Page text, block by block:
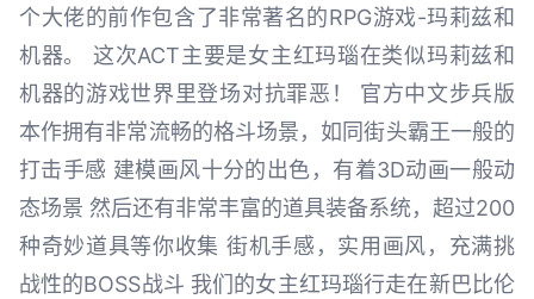
个大佬的前作包含了非常著名的RPG游戏-玛莉兹和
机器。 这次ACT主要是女主红玛瑙在类似玛莉兹和
机器的游戏世界里登场对抗罪恶！ 官方中文步兵版
本作拥有非常流畅的格斗场景，如同街头霸王一般的
打击手感 建模画风十分的出色，有着3D动画一般动
态场景 然后还有非常丰富的道具装备系统，超过200
种奇妙道具等你收集 街机手感，实用画风，充满挑
战性的BOSS战斗 我们的女主红玛瑙行走在新巴比伦